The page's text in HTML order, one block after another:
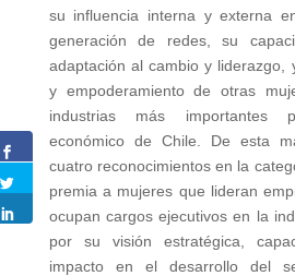
su influencia interna y externa
generación de redes, su
adaptación al cambio y liderazgo,
y empoderamiento de otras
industrias más importantes
económico de Chile. De esta
cuatro reconocimientos en la
premia a mujeres que lideran
ocupan cargos ejecutivos en la
por su visión estratégica,
impacto en el desarrollo del